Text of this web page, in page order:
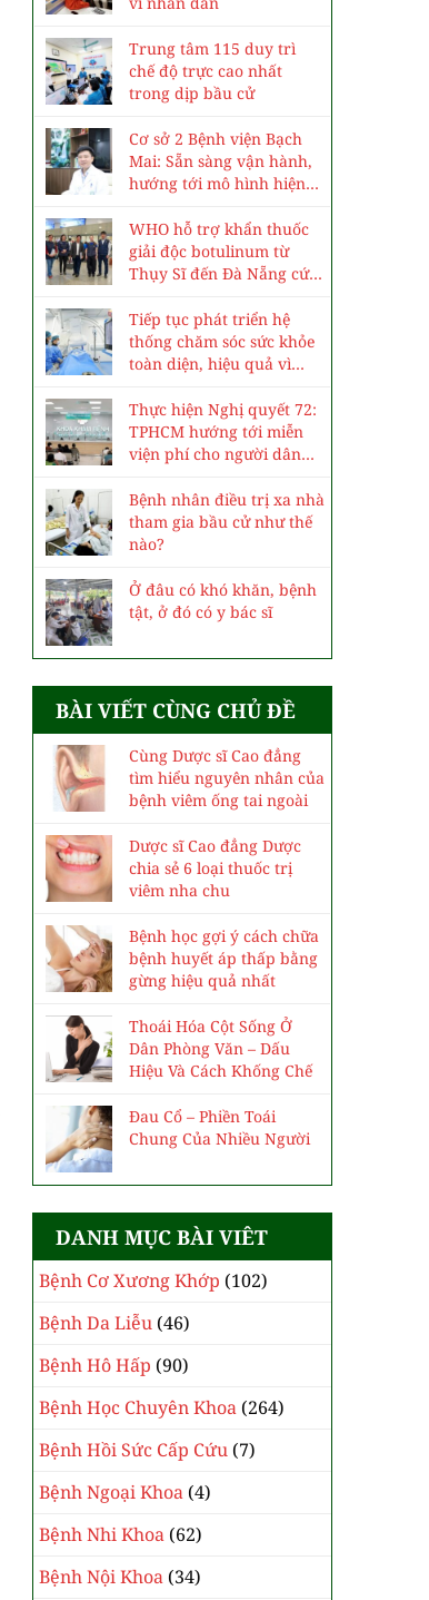
Trung tâm 115 duy trì
chế độ trực cao nhất
trong dịp bầu cử
Cơ sở 2 Bệnh viện Bạch
Mai: Sẵn sàng vận hành,
hướng tới mô hình hiện
WHO hỗ trợ khẩn thuốc
giải độc botulinum từ
Thụy Sĩ đến Đà Nẵng cứu
Tiếp tục phát triển hệ
thống chăm sóc sức khỏe
toàn diện, hiệu quả vì
Thực hiện Nghị quyết 72:
TPHCM hướng tới miễn
viện phí cho người dân
Bệnh nhân điều trị xa nhà
tham gia bầu cử như thế
nào?
Ở đâu có khó khăn, bệnh
tật, ở đó có y bác sĩ
BÀI VIẾT CÙNG CHỦ ĐỀ
Cùng Dược sĩ Cao đẳng
tìm hiểu nguyên nhân của
bệnh viêm ống tai ngoài
Dược sĩ Cao đẳng Dược
chia sẻ 6 loại thuốc trị
viêm nha chu
Bệnh học gợi ý cách chữa
bệnh huyết áp thấp bằng
gừng hiệu quả nhất
Thoái Hóa Cột Sống Ở
Dân Phòng Văn – Dấu
Hiệu Và Cách Khống Chế
Đau Cổ – Phiền Toái
Chung Của Nhiều Người
DANH MỤC BÀI VIÊT
Bệnh Cơ Xương Khớp (102)
Bệnh Da Liễu (46)
Bệnh Hô Hấp (90)
Bệnh Học Chuyên Khoa (264)
Bệnh Hồi Sức Cấp Cứu (7)
Bệnh Ngoại Khoa (4)
Bệnh Nhi Khoa (62)
Bệnh Nội Khoa (34)